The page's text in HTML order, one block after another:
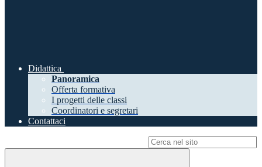
Didattica
Panoramica
Offerta formativa
I progetti delle classi
Coordinatori e segretari
Contattaci